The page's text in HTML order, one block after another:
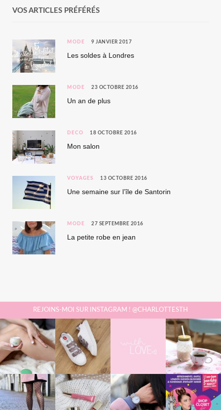
VOS ARTICLES PRÉFÉRÉS
MODE 9 JANVIER 2017
Les soldes à Londres
MODE 23 OCTOBRE 2016
Un an de plus
DÉCO 18 OCTOBRE 2016
Mon salon
VOYAGES 13 OCTOBRE 2016
Une semaine sur l’île de Santorin
MODE 27 SEPTEMBRE 2016
La petite robe en jean
REJOINS-MOI SUR INSTAGRAM ! @CHARLOTTESTH